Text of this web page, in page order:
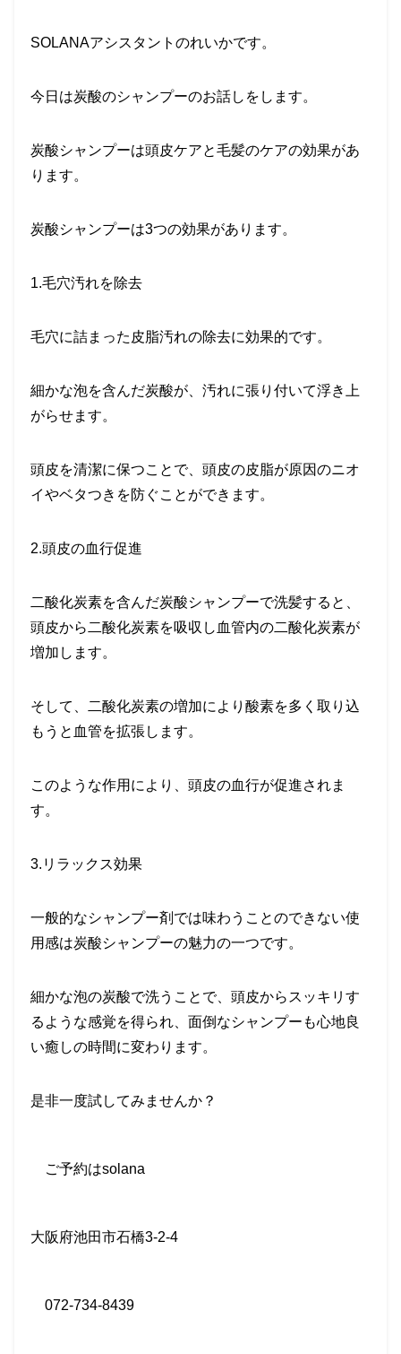
SOLANAアシスタントのれいかです。
今日は炭酸のシャンプーのお話しをします。
炭酸シャンプーは頭皮ケアと毛髪のケアの効果があ
ります。
炭酸シャンプーは3つの効果があります。
1.毛穴汚れを除去
毛穴に詰まった皮脂汚れの除去に効果的です。
細かな泡を含んだ炭酸が、汚れに張り付いて浮き上
がらせます。
頭皮を清潔に保つことで、頭皮の皮脂が原因のニオ
イやベタつきを防ぐことができます。
2.頭皮の血行促進
二酸化炭素を含んだ炭酸シャンプーで洗髪すると、
頭皮から二酸化炭素を吸収し血管内の二酸化炭素が
増加します。
そして、二酸化炭素の増加により酸素を多く取り込
もうと血管を拡張します。
このような作用により、頭皮の血行が促進されま
す。
3. リラックス効果
一般的なシャンプー剤では味わうことのできない使
用感は炭酸シャンプーの魅力の一つです。
細かな泡の炭酸で洗うことで、頭皮からスッキリす
るような感覚を得られ、面倒なシャンプーも心地良
い癒しの時間に変わります。
是非一度試してみませんか？
ご予約はsolana
大阪府池田市石橋3-2-4
072-734-8439